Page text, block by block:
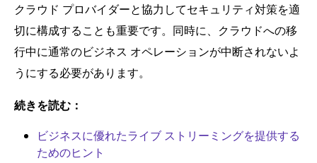
クラウド プロバイダーと協力してセキュリティ対策を適
切に構成することも重要です。同時に、クラウドへの移
行中に通常のビジネス オペレーションが中断されないよ
うにする必要があります。
続きを読む：
ビジネスに優れたライブ ストリーミングを提供する
ためのヒント